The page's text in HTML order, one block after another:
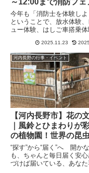
2025が河内長野消防
行われます（オリジ
今年も「消防士を体験しよ
ということで、放水体験
ュー体験、はしご車搭乗
す。★ 名入れ 無料 ★ 消
ャツ 《伝統の火消し 法被
再現》 消防団 分団 地域名
半袖 火消隊 ボ...
2025.11.23
河内長野の行事・イベント
【河内長野市】花の
｜風鈴とひまわりが
の植物園！世界の昆
アユのつかみ取りなど
みイベントが目白押
“探す”から“届く”へ 開か
も、ちゃんと毎日届く安
づけば届いている、あな